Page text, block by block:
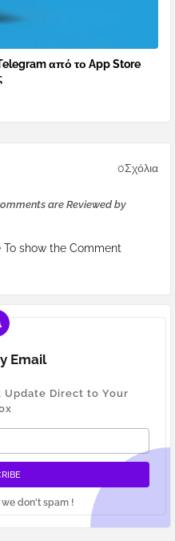
από το App Store
0Σχόλια
are Reviewed by
show the Comment
Email
Direct to Your
don't spam !